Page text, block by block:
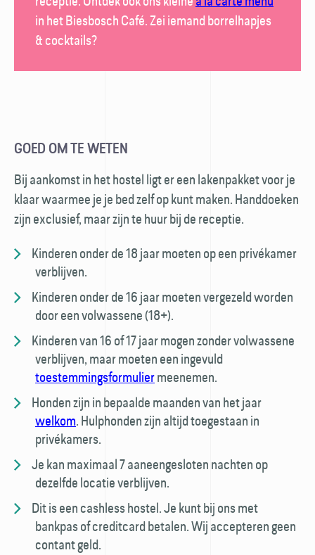
in hetBiesbosch Café. Zei iemand borrel­hapjes
& cocktails?
GOED OM TE WETEN
Bij aankomst in het hostel ligt er een laken­pakket voor je
klaar waarmee je je bed zelf op kunt maken. Hand­doeken
zijn exclusief, maar zijn te huur bij de receptie.
Kinderen onder de 18 jaar moeten op een privé­kamer
verblijven.
Kinderen onder de 16 jaar moeten vergezeld worden
door een volwassene (18+).
Kinderen van 16 of 17 jaar mogen zonder volwassene
verblijven, maar moeten een ingevuld
toestemmings­formuliermeenemen.
Honden zijn in bepaalde maanden van het jaar
welkom. Hulp­honden zijn altijd toegestaan in
privékamers.
Je kan maximaal 7 aaneengesloten nachten op
dezelfde locatie verblijven.
Dit is een cashless hostel. Je kunt bij ons met
bankpas of creditcard betalen. Wij accepteren geen
contant geld.